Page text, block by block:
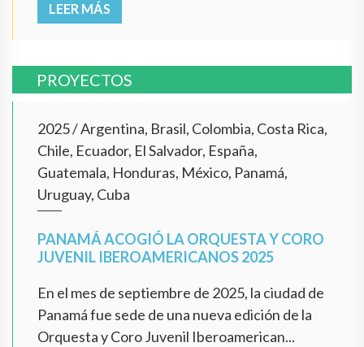
LEER MÁS
PROYECTOS
2025/Argentina, Brasil, Colombia, Costa Rica,
Chile, Ecuador, El Salvador, España,
Guatemala, Honduras, México, Panamá,
Uruguay, Cuba
PANAMÁ ACOGIÓ LA ORQUESTA Y CORO
JUVENIL IBEROAMERICANOS 2025
En el mes de septiembre de 2025, la ciudad de
Panamá fue sede de una nueva edición de la
Orquesta y Coro Juvenil Iberoamerican...